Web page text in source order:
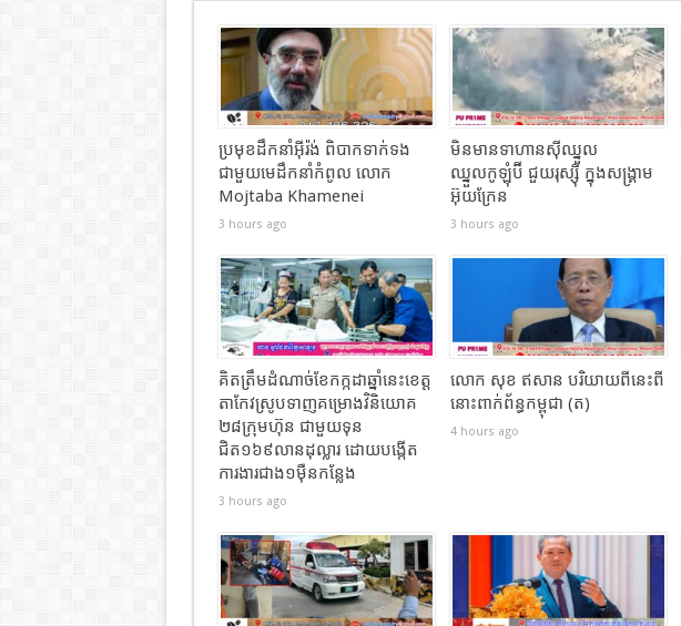
ប្រមុខដឹកនាំអ៊ីរ៉ង់ ពិបាកទាក់ទង
ជាមួយមេដឹកនាំកំពូល លោក
Mojtaba Khamenei
3 hours ago
មិនមានទាហានស៊ីឈ្នួល
ឈ្នួលកូឡុំប៊ី ជួយរុស្ស៊ី ក្នុងសង្រ្គាម
អ៊ុយក្រែន
3 hours ago
គិតត្រឹមដំណាច់ខែកក្កដាឆ្នាំនេះខេត្ត
តាកែវស្រូបទាញគម្រោងវិនិយោគ
២៨ក្រុមហ៊ុន ជាមួយទុន
ជិត១៦៩លានដុល្លារ ដោយបង្កើត
ការងារជាង១ម៉ឺនកន្លែង
3 hours ago
លោក សុខ ឥសាន បរិយាយពីនេះពី
នោះពាក់ព័ន្ធកម្ពុជា (ត)
4 hours ago